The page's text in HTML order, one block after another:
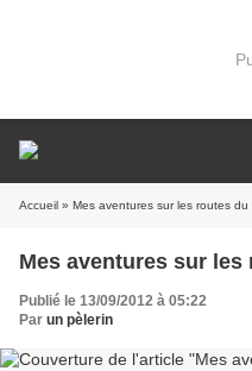
Accueil » Mes aventures sur les routes du
Mes aventures sur les
Publié le 13/09/2012 à 05:22
Par un pèlerin